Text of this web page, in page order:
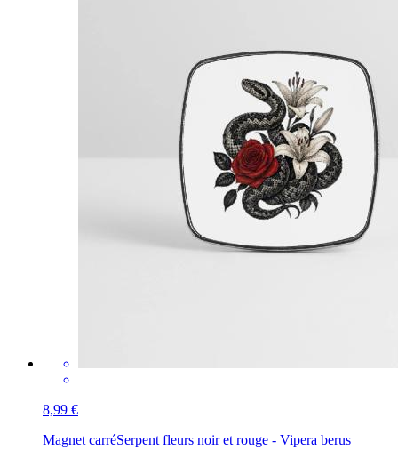
8,99 €
Magnet carréSerpent fleurs noir et rouge - Vipera berus